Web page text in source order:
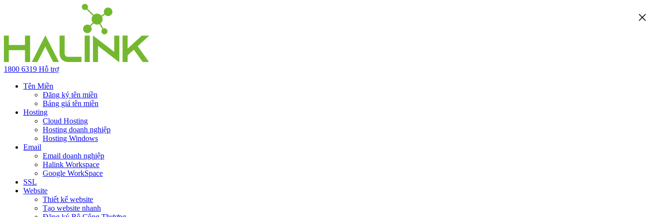
1800 6319 Hỗ trợ
Tên Miền
Đăng ký tên miền
Bảng giá tên miền
Hosting
Cloud Hosting
Hosting doanh nghiệp
Hosting Windows
Email
Email doanh nghiệp
Halink Workspace
Google WorkSpace
SSL
Website
Thiết kế website
Tạo website nhanh